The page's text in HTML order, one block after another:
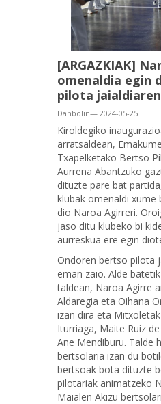
[ARGAZKIAK]
omenaldia egin
pilota
Danbolin— 2024-05-25
Kiroldegiko
arratsaldean,
Txapelketako Bertso
Aurrena Abantzuko
dituzte pare bat
klubak omenaldi xume
dio Naroa Agirreri.
jaso ditu klubeko bi
aurreskua ere egin
Ondoren bertso pilota
eman zaio. Alde
taldean, Naroa Agirre
Aldaregia eta Oihana
izan dira eta
Iturriaga, Maite Ruiz
Ane Mendiburu. Talde
bertsolaria izan du
bertsoak bota dituzte
pilotariak animatzeko
Maialen Akizu